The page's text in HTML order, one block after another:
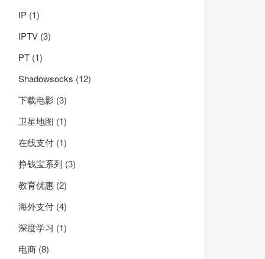
IP (1)
IPTV (3)
PT (1)
Shadowsocks (12)
下载电影 (3)
卫星地图 (1)
在线支付 (1)
挣钱宝系列 (3)
教育优惠 (2)
海外支付 (4)
深度学习 (1)
电商 (8)